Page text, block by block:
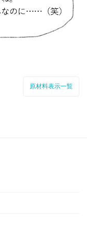
原材料表示一覧